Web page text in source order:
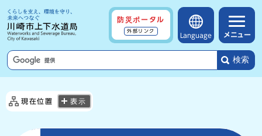
防災ポータル
外部リンク
Language メニュー
検索
現在位置 表示